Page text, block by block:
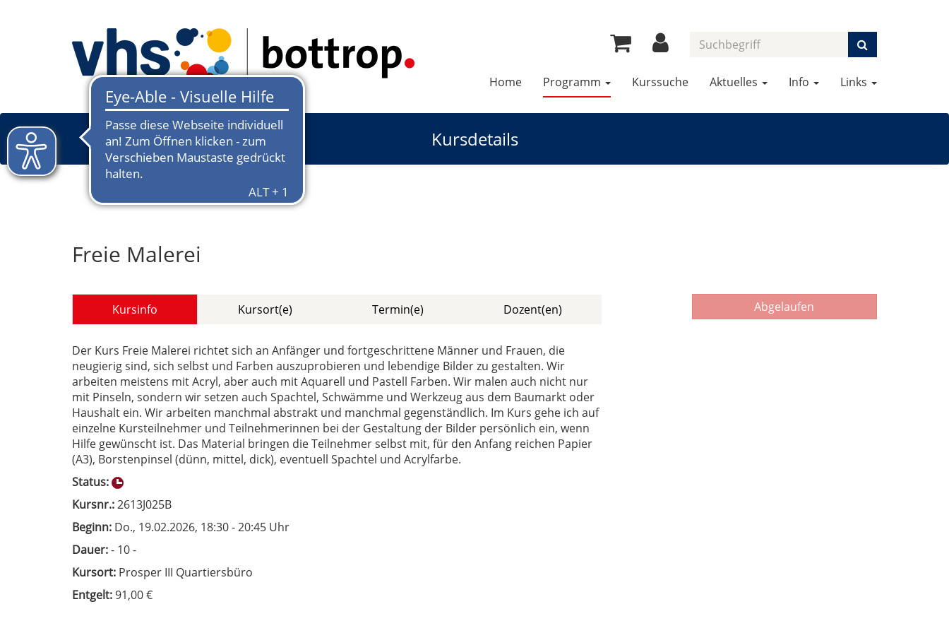
Home Programm Kurssuche Aktuelles Info Links
Kursdetails
Freie Malerei
Kursinfo Kursort(e) Termin(e) Dozent(en)
Der Kurs Freie Malerei richtet sich an Anfänger und fortgeschrittene Männer und Frauen, die
neugierig sind, sich selbst und Farben auszuprobieren und lebendige Bilder zu gestalten. Wir
arbeiten meistens mit Acryl, aber auch mit Aquarell und Pastell Farben. Wir malen auch nicht nur
mit Pinseln, sondern wir setzen auch Spachtel, Schwämme und Werkzeug aus dem Baumarkt oder
Haushalt ein. Wir arbeiten manchmal abstrakt und manchmal gegenständlich. Im Kurs gehe ich auf
einzelne Kursteilnehmer und Teilnehmerinnen bei der Gestaltung der Bilder persönlich ein, wenn
Hilfe gewünscht ist. Das Material bringen die Teilnehmer selbst mit, für den Anfang reichen Papier
(A3), Borstenpinsel (dünn, mittel, dick), eventuell Spachtel und Acrylfarbe.
Status:
Kursnr.:2613J025B
Beginn: Do., 19.02.2026, 18:30 - 20:45 Uhr
Dauer:- 10 -
Kursort: Prosper III Quartiersbüro
Entgelt:91,00 €
Abgelaufen